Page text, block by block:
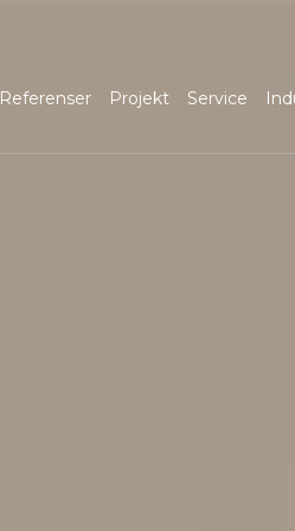
Referenser Projekt Service